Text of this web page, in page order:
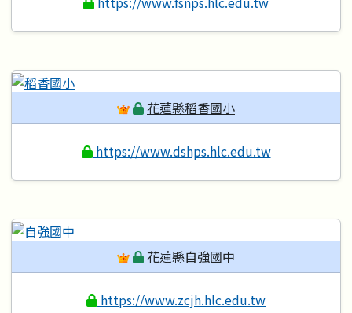
花蓮縣稻香國小
https://www.dshps.hlc.edu.tw
花蓮縣自強國中
https://www.zcjh.hlc.edu.tw